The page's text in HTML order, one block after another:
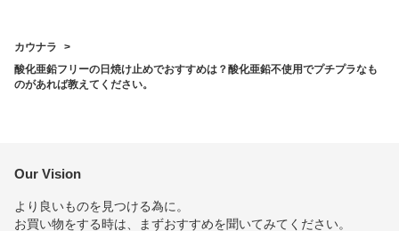
カウナラ
酸化亜鉛フリーの日焼け止めでおすすめは？酸化亜鉛不使用でプチプラなも
のがあれば教えてください。
Our Vision
より良いものを見つける為に。
お買い物をする時は、まずおすすめを聞いてみてください。